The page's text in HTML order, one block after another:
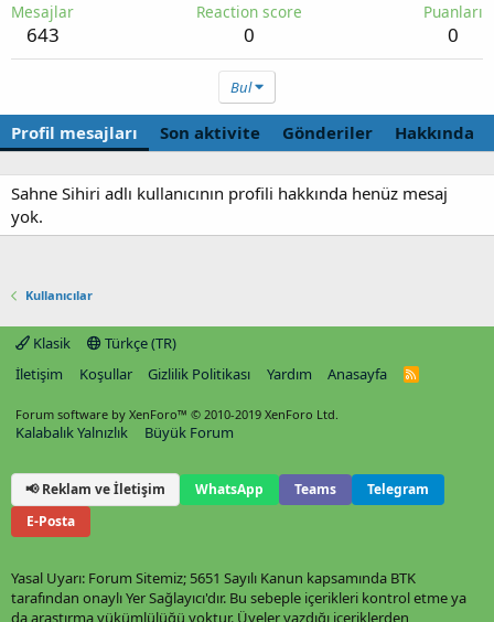
Mesajlar
643
Reaction score
0
Puanları
0
Bul
Profil mesajları Son aktivite Gönderiler Hakkında
Sahne Sihiri adlı kullanıcının profili hakkında henüz mesaj
yok.
Kullanıcılar
Klasik
Türkçe (TR)
İletişim
Koşullar Gizlilik Politikası Yardım Anasayfa
R
Forum software by XenForo™ © 2010-2019 XenForo Ltd.
Kalabalık Yalnızlık Büyük Forum
📢 Reklam ve İletişim WhatsApp Teams
Telegram
E-Posta
Yasal Uyarı: Forum Sitemiz; 5651 Sayılı Kanun kapsamında BTK
tarafından onaylı Yer Sağlayıcı'dır. Bu sebeple içerikleri kontrol etme ya
da araştırma yükümlülüğü yoktur. Üyeler yazdığı içeriklerden